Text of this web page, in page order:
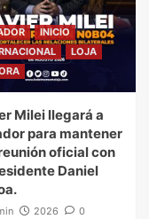
INICIO
LOJA
Milei llegará a
para mantener
oficial con
Daniel
2026 0